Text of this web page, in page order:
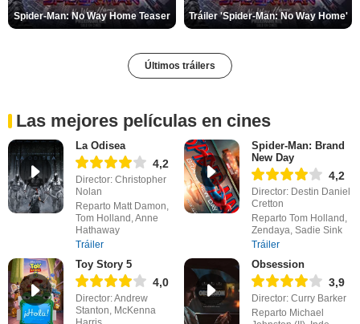
Spider-Man: No Way Home Teaser Tráiler 'Spider-Man: No Way Home'
Últimos tráilers
Las mejores películas en cines
La Odisea
4,2
Director: Christopher
Nolan
Reparto Matt Damon,
Tom Holland, Anne
Hathaway
Tráiler
Spider-Man: Brand
New Day
4,2
Director: Destin Daniel
Cretton
Reparto Tom Holland,
Zendaya, Sadie Sink
Tráiler
Toy Story 5
4,0
Director: Andrew
Stanton, McKenna
Obsession
3,9
Director: Curry Barker
Reparto Michael